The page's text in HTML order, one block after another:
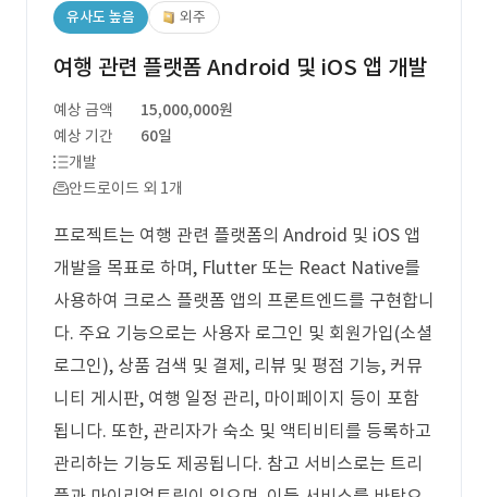
유사도 높음 외주
여행 관련 플랫폼 Android 및 iOS 앱 개발
예상 금액
15,000,000원
예상 기간
60일
개발
안드로이드 외 1개
프로젝트는 여행 관련 플랫폼의 Android 및 iOS 앱
개발을 목표로 하며, Flutter 또는 React Native를
사용하여 크로스 플랫폼 앱의 프론트엔드를 구현합니
다. 주요 기능으로는 사용자 로그인 및 회원가입(소셜
로그인), 상품 검색 및 결제, 리뷰 및 평점 기능, 커뮤
니티 게시판, 여행 일정 관리, 마이페이지 등이 포함
됩니다. 또한, 관리자가 숙소 및 액티비티를 등록하고
관리하는 기능도 제공됩니다. 참고 서비스로는 트리